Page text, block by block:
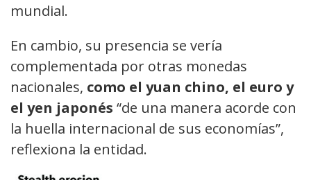
mundial.
En cambio, su presencia se vería
complementada por otras monedas
nacionales, como el yuan chino, el euro y
el yen japonés “de una manera acorde con
la huella internacional de sus economías”,
reflexiona la entidad.